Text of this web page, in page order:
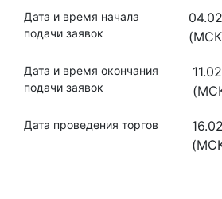
Дата и время начала
подачи заявок
Дата и время окончания
подачи заявок
Дата проведения торгов